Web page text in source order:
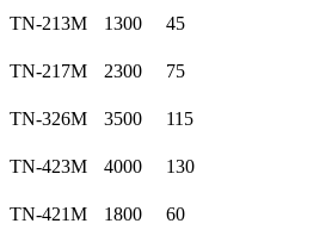
TN-213M 1300 45
TN-217M 2300 75
TN-326M 3500 115
TN-423M 4000 130
TN-421M 1800 60